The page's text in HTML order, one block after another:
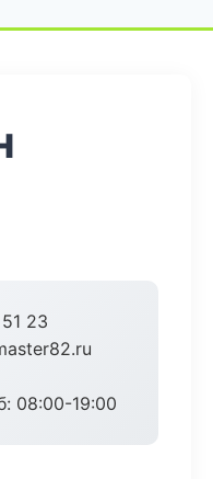
23
08:00-19:00